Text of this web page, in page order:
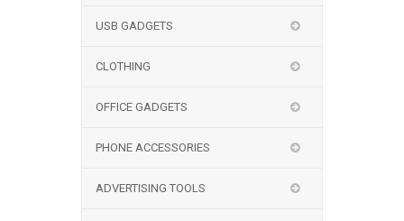
USB GADGETS
CLOTHING
OFFICE GADGETS
PHONE ACCESSORIES
ADVERTISING TOOLS